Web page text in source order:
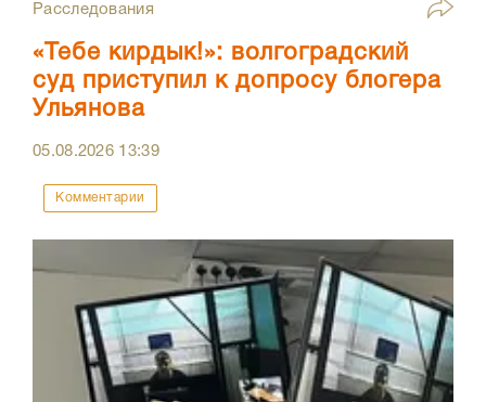
Расследования
«Тебе кирдык!»: волгоградский
суд приступил к допросу блогера
Ульянова
05.08.2026 13:39
Комментарии